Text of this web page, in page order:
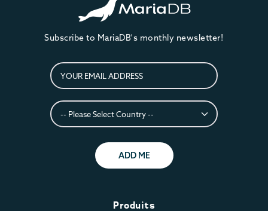
Subscribe to MariaDB's monthly newsletter!
ADD ME
Produits